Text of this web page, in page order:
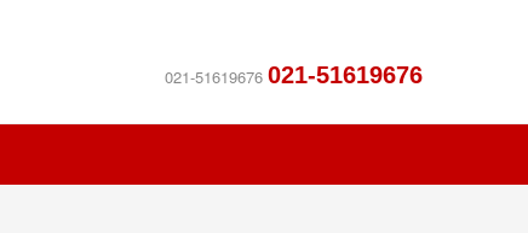
021-51619676 021-51619676